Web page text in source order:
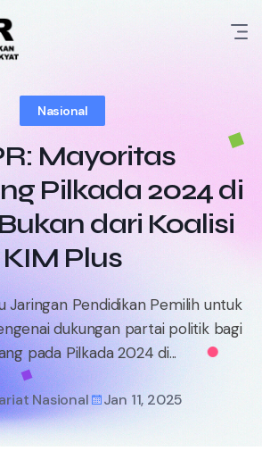
Nasional
Mayoritas
Pilkada 2024 di
dari Koalisi
KIM Plus
Jaringan Pendidikan Pemilih untuk
dukungan partai politik bagi
pada Pilkada 2024 di...
Nasional Jan 11, 2025